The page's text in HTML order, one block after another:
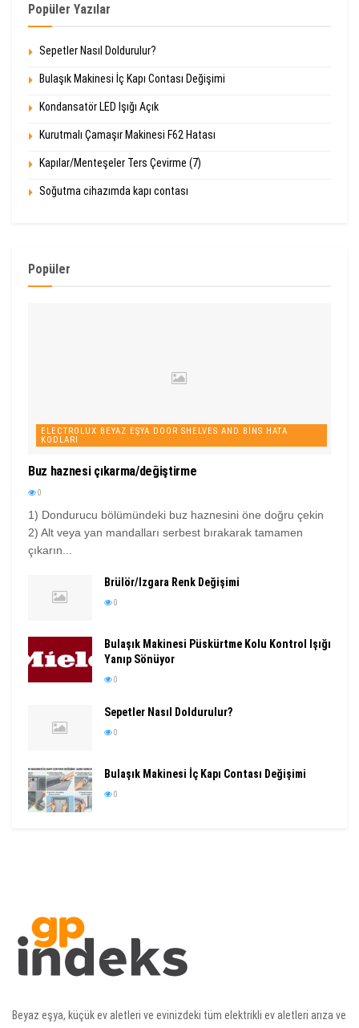
Popüler Yazılar
Sepetler Nasıl Doldurulur?
Bulaşık Makinesi İç Kapı Contası Değişimi
Kondansatör LED Işığı Açık
Kurutmalı Çamaşır Makinesi F62 Hatası
Kapılar/Menteşeler Ters Çevirme (7)
Soğutma cihazımda kapı contası
Popüler
ELECTROLUX BEYAZ EŞYA DOOR SHELVES AND BINS HATA
KODLARI
Buz haznesi çıkarma/değiştirme
0
1) Dondurucu bölümündeki buz haznesini öne doğru çekin
2) Alt veya yan mandalları serbest bırakarak tamamen
çıkarın...
Brülör/Izgara Renk Değişimi
0
Bulaşık Makinesi Püskürtme Kolu Kontrol Işığı
Yanıp Sönüyor
0
Sepetler Nasıl Doldurulur?
0
Bulaşık Makinesi İç Kapı Contası Değişimi
0
Beyaz eşya, küçük ev aletleri ve evinizdeki tüm elektrikli ev aletleri arıza ve